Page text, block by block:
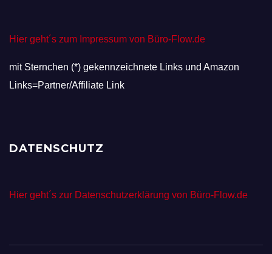
Hier geht´s zum Impressum von Büro-Flow.de
mit Sternchen (*) gekennzeichnete Links und Amazon
Links=Partner/Affiliate Link
DATENSCHUTZ
Hier geht´s zur Datenschutzerklärung von Büro-Flow.de